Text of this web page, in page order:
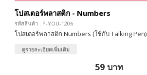
โปสเตอร์พลาสติก - Numbers
รหัสสินค้า : P-YOU-1206
โปสเตอร์พลาสติก Numbers (ใช้กับ Talking Pen)
ดูรายละเอียดเพิ่มเติม
59 บาท